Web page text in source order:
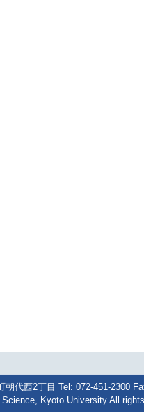
代西2丁目 Tel: 072-451-2300
Kyoto University All